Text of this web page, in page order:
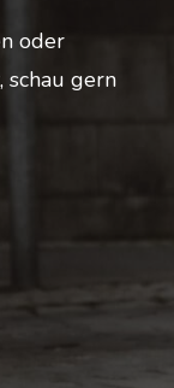
oder
schau gern